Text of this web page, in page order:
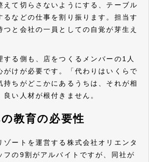
えて切らさないようにする、テーブル
るなどの仕事を割り振ります。担当す
つと会社の一員としての自覚が芽生え
する側も、店をつくるメンバーの1人
がけが必要です。「代わりはいくらで
持ちがどこかにあるうちは、それが相
い人材が根付きません。
教育の必要性
ゾートを運営する株式会社オリエンタ
フの9割がアルバイトですが、同社が